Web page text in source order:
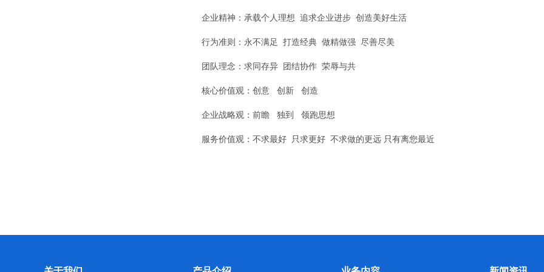
企业精神：承载个人理想 追求企业进步 创造美好生活
行为准则：永不满足 打造经典 做精做强 尽善尽美
团队理念：求同存异 团结协作 荣辱与共
核心价值观：创意 创新 创造
企业战略观：前瞻 独到 领跑思想
服务价值观：不求最好 只求更好 不求做的更远 只有离您最近